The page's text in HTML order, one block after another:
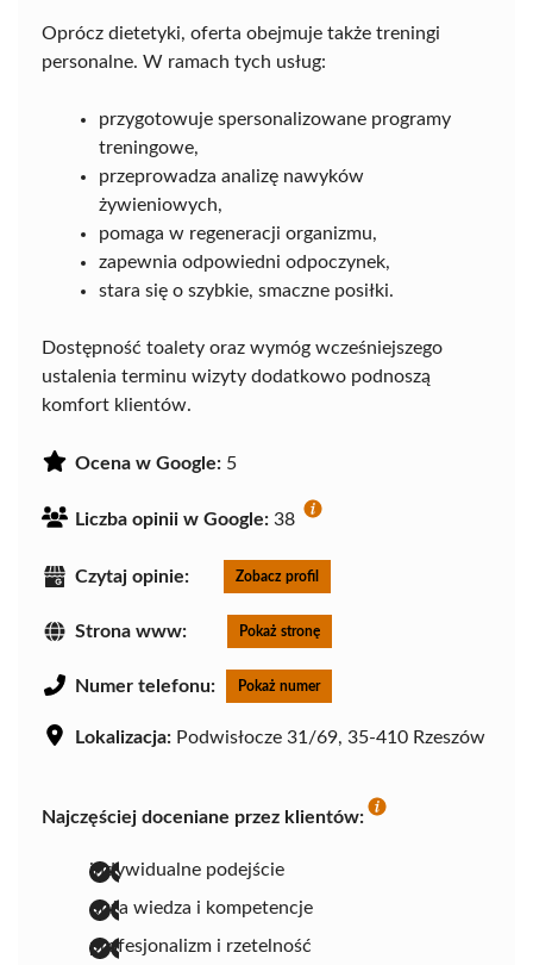
Oprócz dietetyki, oferta obejmuje także treningi
personalne. W ramach tych usług:
przygotowuje spersonalizowane programy
treningowe,
przeprowadza analizę nawyków
żywieniowych,
pomaga w regeneracji organizmu,
zapewnia odpowiedni odpoczynek,
stara się o szybkie, smaczne posiłki.
Dostępność toalety oraz wymóg wcześniejszego
ustalenia terminu wizyty dodatkowo podnoszą
komfort klientów.
Ocena w Google: 5
Liczba opinii w Google: 38
Czytaj opinie: Zobacz profil
Strona www: Pokaż stronę
Numer telefonu: Pokaż numer
Lokalizacja: Podwisłocze 31/69, 35-410 Rzeszów
Najczęściej doceniane przez klientów:
indywidualne podejście
duża wiedza i kompetencje
profesjonalizm i rzetelność